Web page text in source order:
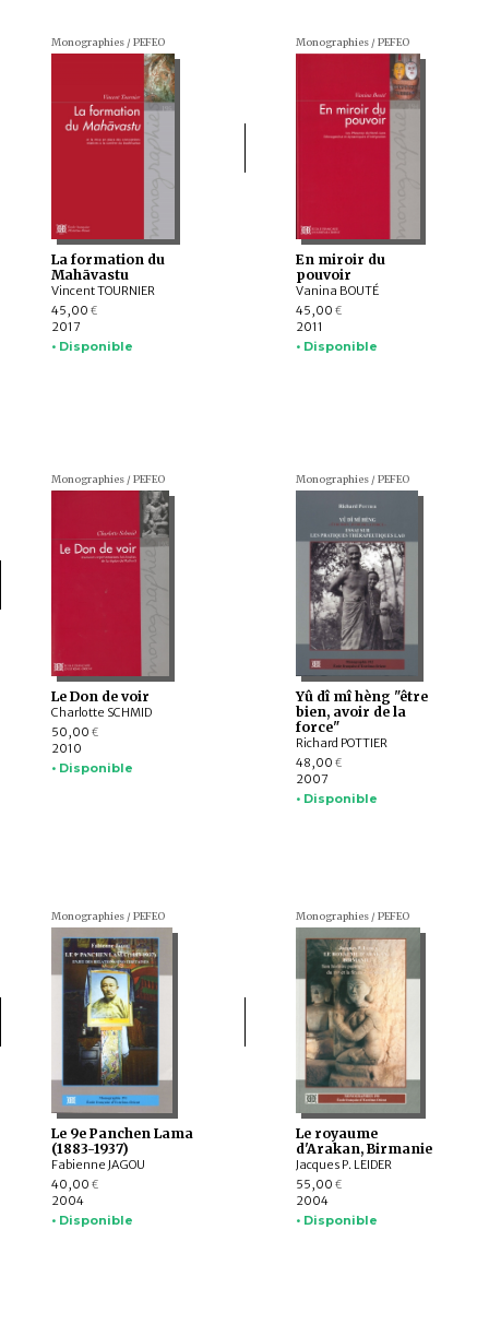
Monographies / PEFEO
La formation du
Mahāvastu
Vincent TOURNIER
45,00 €
2017
• Disponible
Monographies / PEFEO
En miroir du
pouvoir
Vanina BOUTÉ
45,00 €
2011
• Disponible
Monographies / PEFEO
Le Don de voir
Charlotte SCHMID
50,00 €
2010
• Disponible
Monographies / PEFEO
Yû dî mî hèng "être
bien, avoir de la
force"
Richard POTTIER
48,00 €
2007
• Disponible
Monographies / PEFEO
Le 9e Panchen Lama
(1883-1937)
Fabienne JAGOU
40,00 €
2004
• Disponible
Monographies / PEFEO
Le royaume
d'Arakan, Birmanie
Jacques P. LEIDER
55,00 €
2004
• Disponible